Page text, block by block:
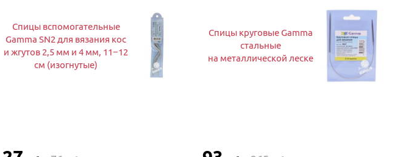
Спицы вспомогательные
Gamma SN2 для вязания кос
и жгутов 2,5 мм и 4 мм, 11−12
см (изогнутые)
Спицы круговые Gamma
стальные
на металлической леске